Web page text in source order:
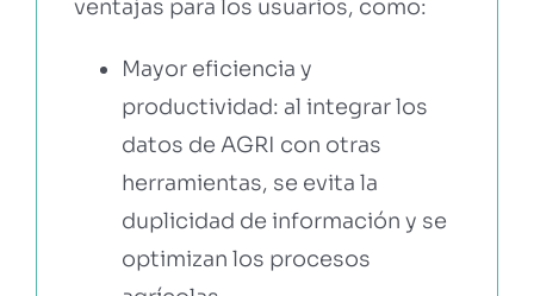
ventajas para los usuarios, como:
Mayor eficiencia y
productividad: al integrar los
datos de AGRI con otras
herramientas, se evita la
duplicidad de información y se
optimizan los procesos